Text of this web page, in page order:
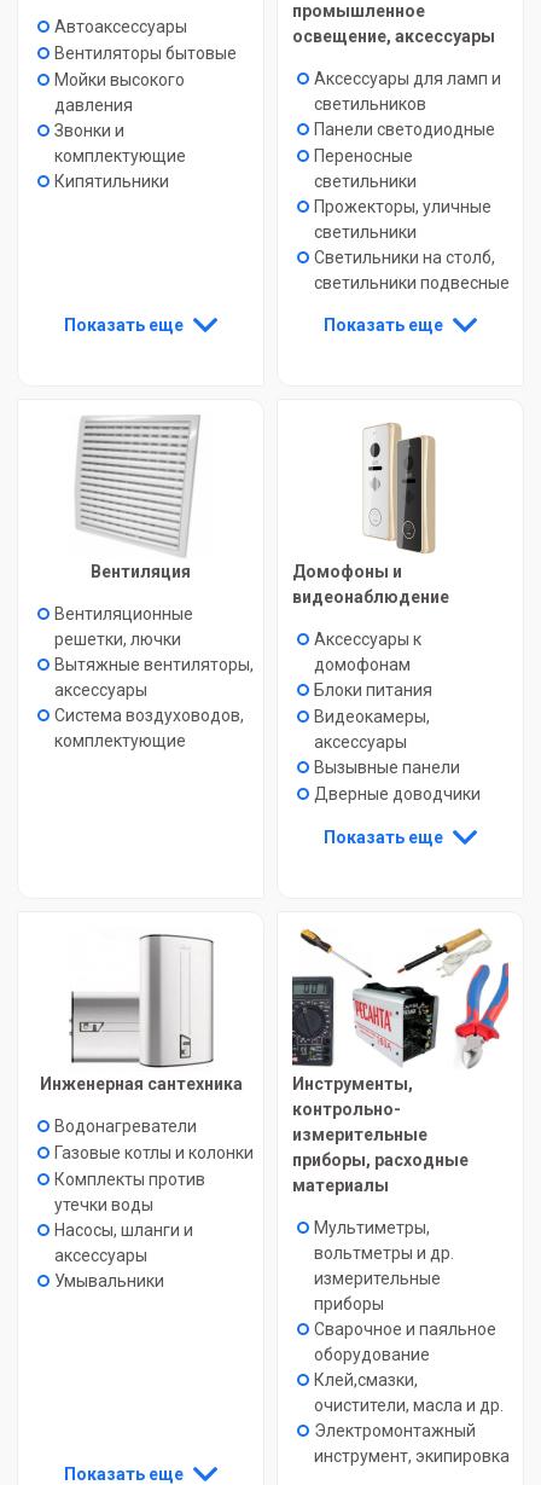
Автоаксессуары
Вентиляторы бытовые
Мойки высокого
давления
Звонки и
комплектующие
Кипятильники
Показать еще
промышленное
освещение, аксессуары
Аксессуары для ламп и
светильников
Панели светодиодные
Переносные
светильники
Прожекторы, уличные
светильники
Светильники на столб,
светильники подвесные
Показать еще
Вентиляция
Вентиляционные
решетки, лючки
Вытяжные вентиляторы,
аксессуары
Система воздуховодов,
комплектующие
Домофоны и
видеонаблюдение
Аксессуары к
домофонам
Блоки питания
Видеокамеры,
аксессуары
Вызывные панели
Дверные доводчики
Показать еще
Инженерная сантехника
Водонагреватели
Газовые котлы и колонки
Комплекты против
утечки воды
Насосы, шланги и
аксессуары
Умывальники
Показать еще
Инструменты,
контрольно-
измерительные
приборы, расходные
материалы
Мультиметры,
вольтметры и др.
измерительные
приборы
Сварочное и паяльное
оборудование
Клей,смазки,
очистители, масла и др.
Электромонтажный
инструмент, экипировка